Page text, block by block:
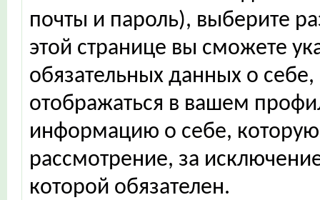
почты и пароль), выберите
этой странице вы сможете
обязательных данных о
отображаться в вашем
информацию о себе,
рассмотрение, за
которой обязателен.